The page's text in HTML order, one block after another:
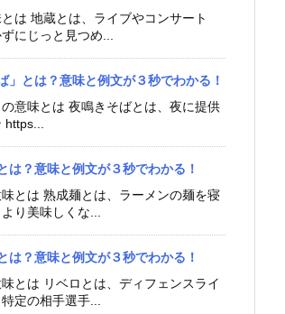
とは 地蔵とは、ライブやコンサート
にじっと見つめ...
」とは？意味と例文が３秒でわかる！
の意味とは 夜鳴きそばとは、夜に提供
は？意味と例文が３秒でわかる！
味とは 熟成麺とは、ラーメンの麺を寝
り美味しくな...
は？意味と例文が３秒でわかる！
味とは リベロとは、ディフェンスライ
定の相手選手...